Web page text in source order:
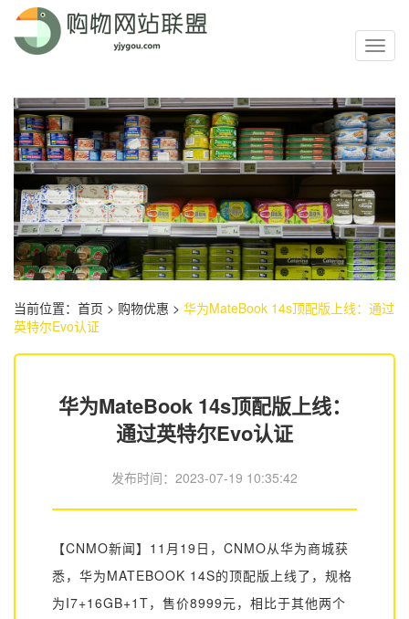
当前位置： 首页 > 购物优惠 > 华为MateBook 14s顶配版上线：通过
英特尔Evo认证
华为MateBook 14s顶配版上线：
通过英特尔Evo认证
发布时间： 2023-07-19 10:35:42
【CNMO新闻】11月19日，CNMO从华为商城获
悉，华为MATEBOOK 14S的顶配版上线了，规格
为I7+16GB+1T，售价8999元，相比于其他两个